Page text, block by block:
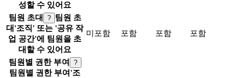
성할 수 있어요
팀원 초대 ?
팀원 초
대 '조직' 또는 '공유 작
업 공간'에 팀원을 초
대할 수 있어요
미포함 포함 포함 포함
팀원별 권한 부여 ?
팀원별 권한 부여 '조